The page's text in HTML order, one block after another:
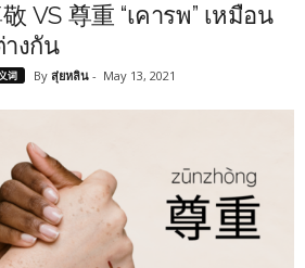
VS 尊重 “เคารพ” เหมือน
งกัน
词 By สุ่ยหลิน - May 13, 2021